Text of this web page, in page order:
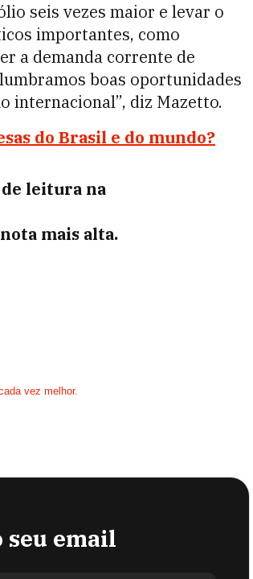
seis vezes maior e levar o
importantes, como
a demanda corrente de
boas oportunidades
internacional”, diz Mazetto.
do Brasil e do mundo?
de leitura na
mais alta.
vez melhor.
seu email